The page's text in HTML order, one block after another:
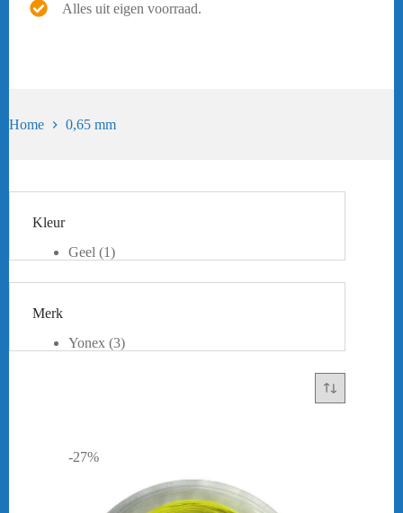
Alles uit eigen voorraad.
Home 0,65 mm
-27%
Kleur
Geel (1)
Zwart (1)
Merk
Yonex (3)